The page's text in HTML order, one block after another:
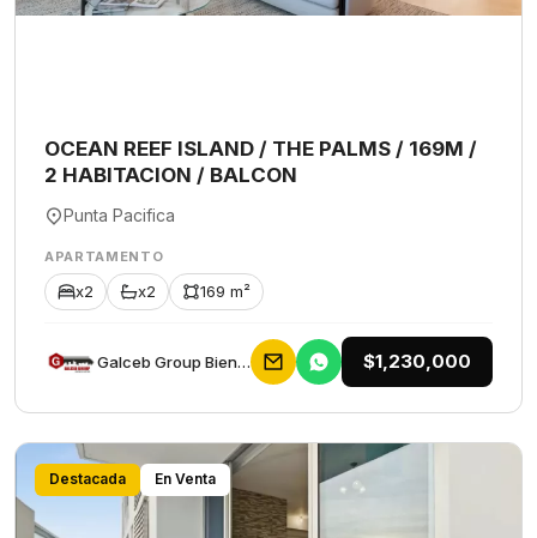
OCEAN REEF ISLAND / THE PALMS / 169M /
2 HABITACION / BALCON
Punta Pacifica
APARTAMENTO
x2 x2 169 m²
Galceb Group Bienes Raices $1,230,000
Destacada En Venta